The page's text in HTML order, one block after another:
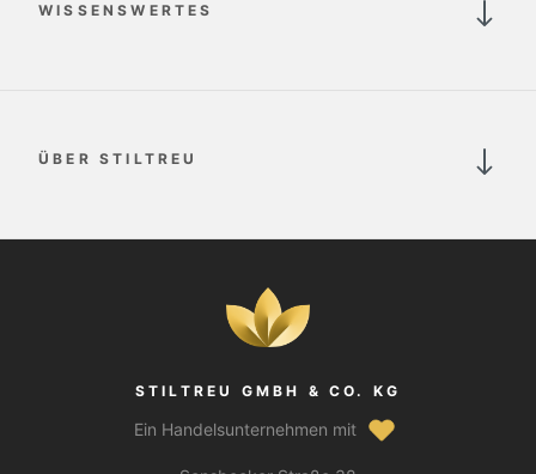
WISSENSWERTES
ÜBER STILTREU
STILTREU GMBH & CO. KG
Ein Handelsunternehmen mit